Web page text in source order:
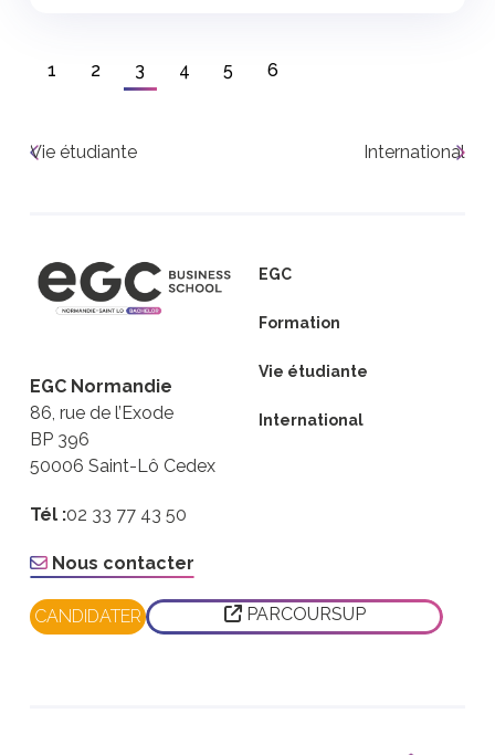
1 2 3 4 5 6
Vie étudiante International
EGC Normandie
86, rue de l’Exode
BP 396
50006 Saint-Lô Cedex
Tél :02 33 77 43 50
Nous contacter
EGC
Formation
Vie étudiante
International
CANDIDATER PARCOURSUP